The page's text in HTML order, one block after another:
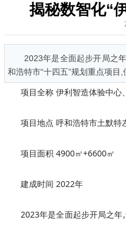
揭秘数智化“
2023年是全面起步开局之
和浩特市“十四五”规划重点项目
项目全称 伊利智造体验中心
项目地点 呼和浩特市土默特
项目面积 4900㎡+6600㎡
建成时间 2022年
2023年是全面起步开局之